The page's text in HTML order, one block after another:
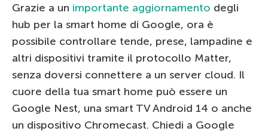
Grazie a un importante aggiornamento degli
hub per la smart home di Google, ora è
possibile controllare tende, prese, lampadine e
altri dispositivi tramite il protocollo Matter,
senza doversi connettere a un server cloud. Il
cuore della tua smart home può essere un
Google Nest, una smart TV Android 14 o anche
un dispositivo Chromecast. Chiedi a Google